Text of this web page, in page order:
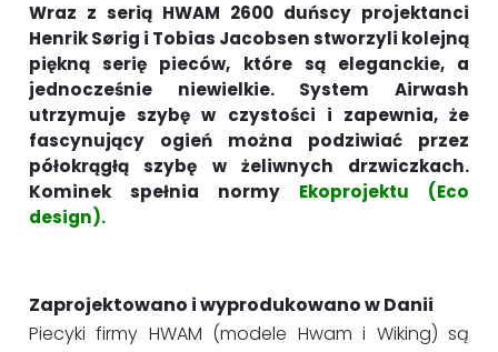
Wraz z serią HWAM 2600 duńscy projektanci
Henrik Sørig i Tobias Jacobsen stworzyli kolejną
piękną serię pieców, które są eleganckie, a
jednocześnie niewielkie. System Airwash
utrzymuje szybę w czystości i zapewnia, że
fascynujący ogień można podziwiać przez
półokrągłą szybę w żeliwnych drzwiczkach.
Kominek spełnia normy Ekoprojektu (Eco
design).
Zaprojektowano i wyprodukowano w Danii
Piecyki firmy HWAM (modele Hwam i Wiking) są